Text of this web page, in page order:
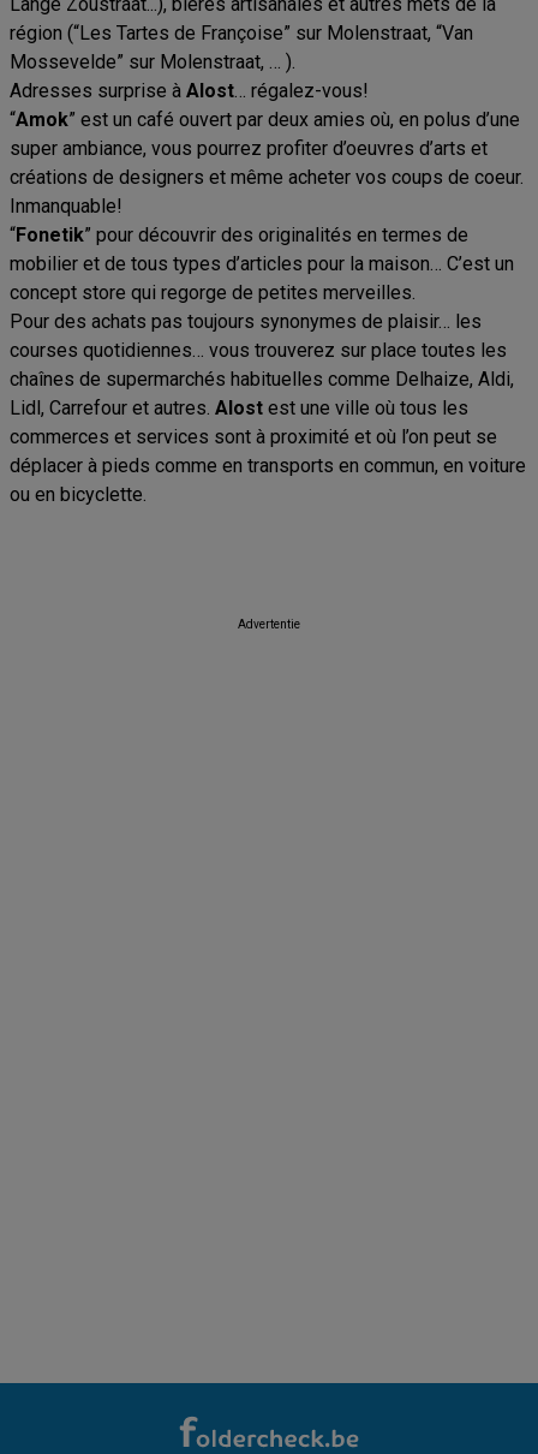
région (“Les Tartes de Françoise” sur Molenstraat, “Van
Mossevelde” sur Molenstraat, … ).
Adresses surprise à Alost… régalez-vous!
“Amok” est un café ouvert par deux amies où, en polus d’une
super ambiance, vous pourrez profiter d’oeuvres d’arts et
créations de designers et même acheter vos coups de coeur.
Inmanquable!
“Fonetik” pour découvrir des originalités en termes de
mobilier et de tous types d’articles pour la maison… C’est un
concept store qui regorge de petites merveilles.
Pour des achats pas toujours synonymes de plaisir… les
courses quotidiennes… vous trouverez sur place toutes les
chaînes de supermarchés habituelles comme Delhaize, Aldi,
Lidl, Carrefour et autres. Alost est une ville où tous les
commerces et services sont à proximité et où l’on peut se
déplacer à pieds comme en transports en commun, en voiture
ou en bicyclette.
Advertentie